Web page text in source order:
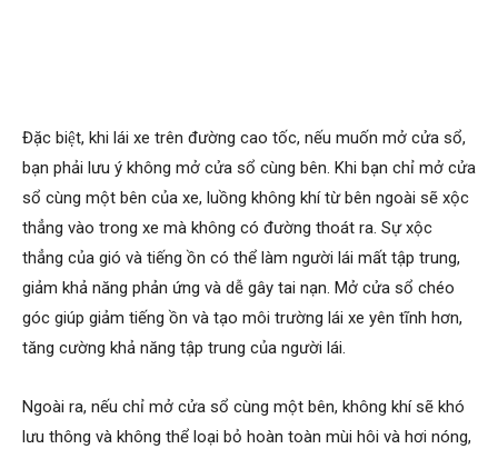
Đặc biệt, khi lái xe trên đường cao tốc, nếu muốn mở cửa sổ,
bạn phải lưu ý không mở cửa sổ cùng bên. Khi bạn chỉ mở cửa
sổ cùng một bên của xe, luồng không khí từ bên ngoài sẽ xộc
thẳng vào trong xe mà không có đường thoát ra. Sự xộc
thẳng của gió và tiếng ồn có thể làm người lái mất tập trung,
giảm khả năng phản ứng và dễ gây tai nạn. Mở cửa sổ chéo
góc giúp giảm tiếng ồn và tạo môi trường lái xe yên tĩnh hơn,
tăng cường khả năng tập trung của người lái.
Ngoài ra, nếu chỉ mở cửa sổ cùng một bên, không khí sẽ khó
lưu thông và không thể loại bỏ hoàn toàn mùi hôi và hơi nóng,